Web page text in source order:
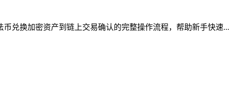
兑换加密资产到链上交易确认的完整操作流程，帮助新手快速...